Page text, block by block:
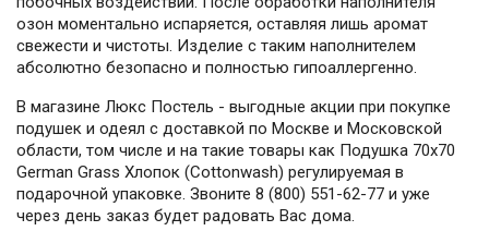
озон моментально испаряется, оставляя лишь аромат
свежести и чистоты. Изделие с таким наполнителем
абсолютно безопасно и полностью гипоаллергенно.
В магазине Люкс Постель - выгодные акции при покупке
подушек и одеял с доставкой по Москве и Московской
области, том числе и на такие товары как Подушка 70х70
German Grass Хлопок (Cottonwash) регулируемая в
подарочной упаковке. Звоните 8 (800) 551-62-77 и уже
через день заказ будет радовать Вас дома.